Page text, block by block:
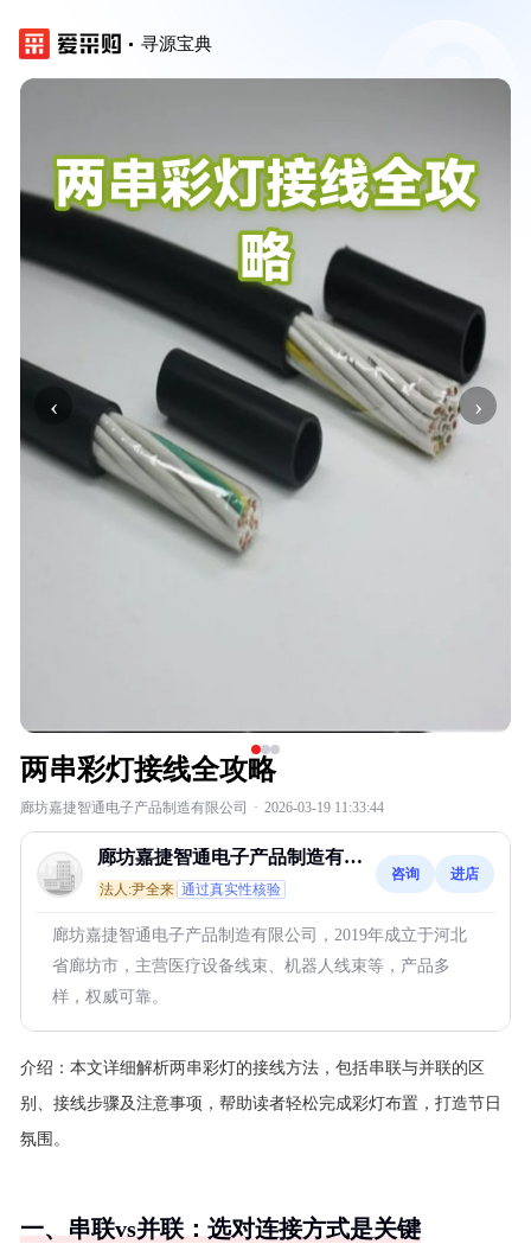
寻源宝典
‹ ›
两串彩灯接线全攻略
廊坊嘉捷智通电子产品制造有限公司 · 2026-03-19 11:33:44
廊坊嘉捷智通电子产品制造有限
公司
法人:尹全来 通过真实性核验
咨询 进店
廊坊嘉捷智通电子产品制造有限公司，2019年成立于河北
省廊坊市，主营医疗设备线束、机器人线束等，产品多
样，权威可靠。
介绍： 本文详细解析两串彩灯的接线方法，包括串联与并联的区
别、接线步骤及注意事项，帮助读者轻松完成彩灯布置，打造节日
氛围。
一、串联vs并联：选对连接方式是关键